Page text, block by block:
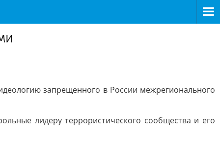
запрещенного в России межрегионального
лидеру террористического сообщества и его